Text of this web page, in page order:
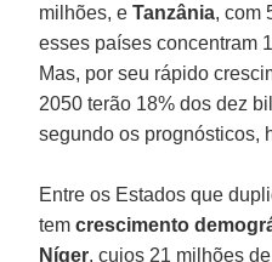
milhões, e Tanzânia, com
esses países concentram
Mas, por seu rápido
2050 terão 18% dos dez
segundo os prognósticos,
Entre os Estados que
temcrescimento
Níger, cujos 21 milhões